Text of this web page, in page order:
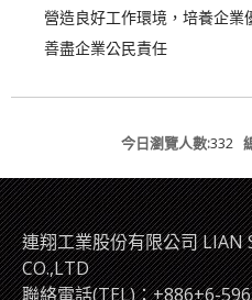
營造良好工作環境，培養企業
善盡企業公民責任
今日瀏覽人數:332
連翔工業股份有限公司 LIAN
CO.,LTD
聯絡電話(TEL)：+886+6-